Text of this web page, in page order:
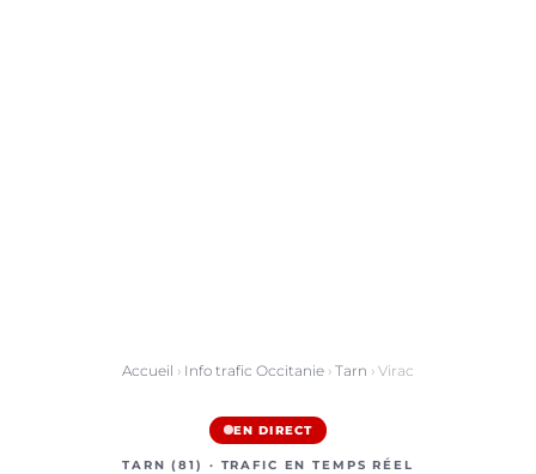
Accueil › Info trafic Occitanie › Tarn › Virac
EN DIRECT
TARN (81) · TRAFIC EN TEMPS RÉEL